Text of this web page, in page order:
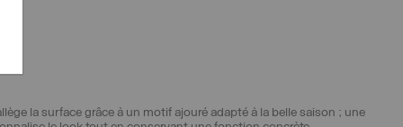
la surface grâce à un motif ajouré adapté à la belle saison ; une